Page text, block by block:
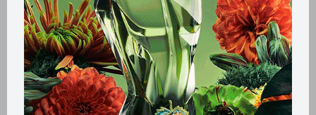
Productos que te pueden interesar